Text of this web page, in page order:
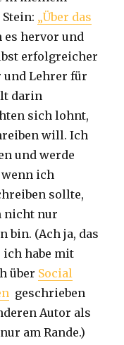
„Über das
hervor und
erfolgreicher
und Lehrer für
darin
sich lohnt,
will. Ich
und werde
wenn ich
sollte,
nicht nur
(Ach ja, das
habe mit
über Social
geschrieben
Autor als
am Rande.)